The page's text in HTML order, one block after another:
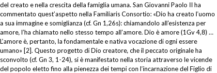
del creato e nella crescita della famiglia umana. San Giovanni Paolo II ha
commentato quest’aspetto nella Familiaris Consortio: «Dio ha creato l’uomo
a sua immagine e somiglianza (cf. Gn 1,26s): chiamandolo all’esistenza per
amore, l’ha chiamato nello stesso tempo all’amore. Dio è amore (1Gv 4,8) …
L’amore è, pertanto, la fondamentale e nativa vocazione di ogni essere
umano» [2]. Questo progetto di Dio creatore, che il peccato originale ha
sconvolto (cf. Gn 3, 1-24), si è manifestato nella storia attraverso le vicende
del popolo eletto fino alla pienezza dei tempi con l’incarnazione del Figlio di